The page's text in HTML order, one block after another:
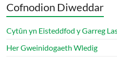
Cofnodion Diweddar
Cytûn yn Eisteddfod y Garreg
Her Gweinidogaeth Wledig